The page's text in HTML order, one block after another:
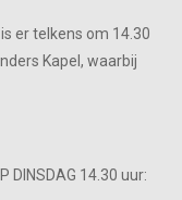
er telkens om 14.30
Kapel, waarbij
DINSDAG 14.30 uur: